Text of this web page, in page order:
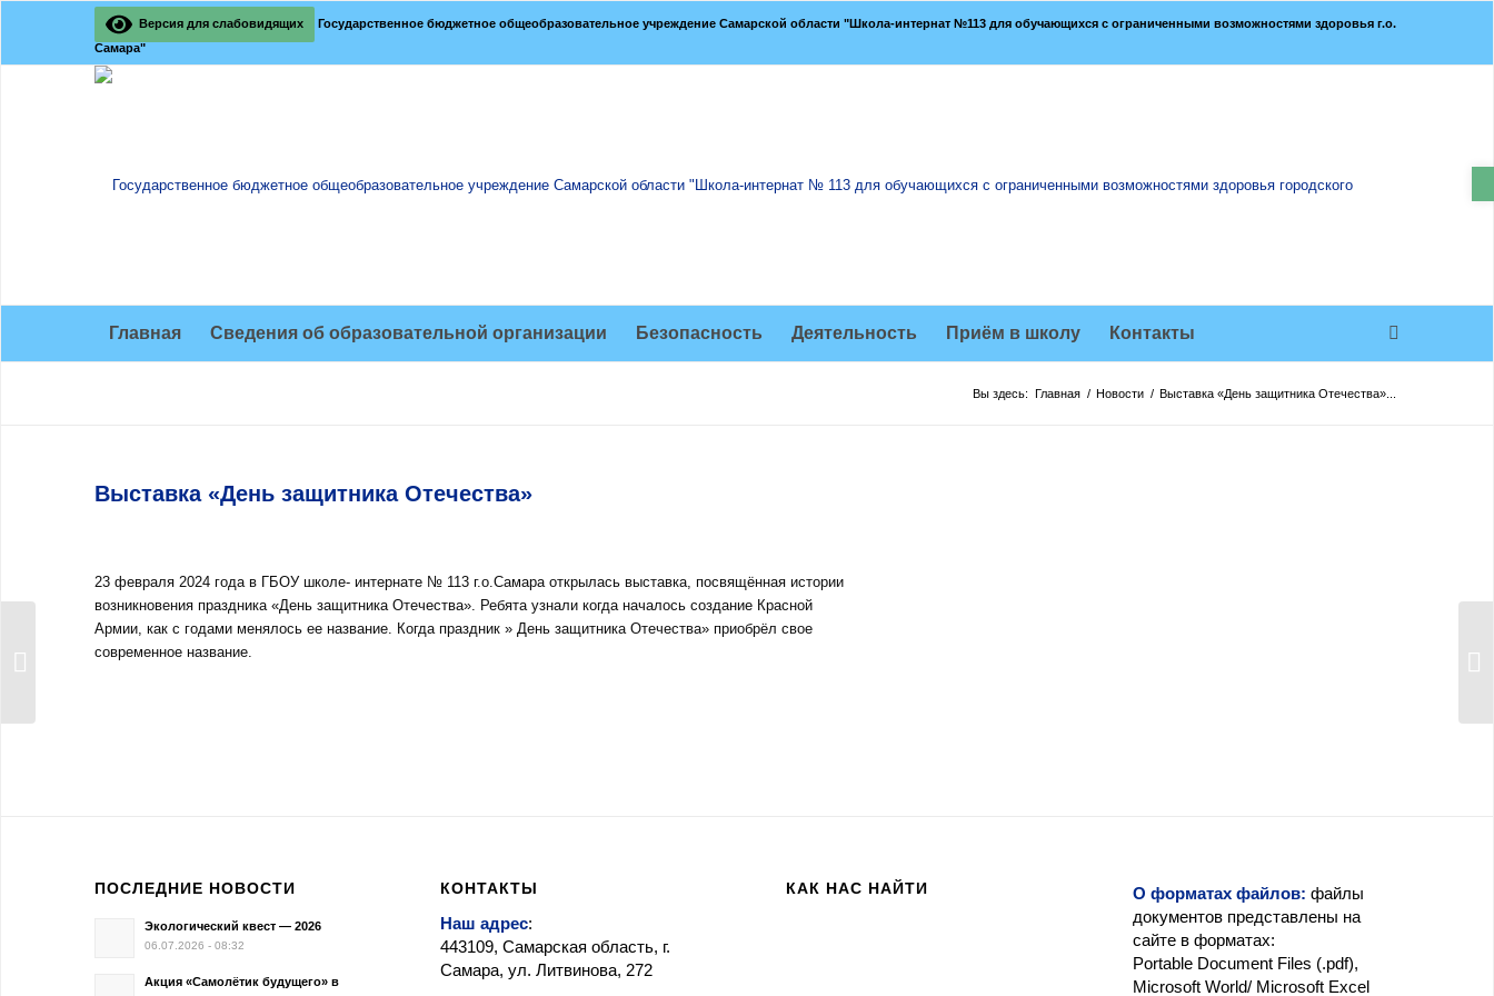
Версия для слабовидящих
Государственное бюджетное общеобразовательное учреждение Самарской области "Школа-интернат №113 для обучающихся с ограниченными возможностями здоровья г.о.
Самара"
Главная Сведения об образовательной организации Безопасность Деятельность Приём в школу Контакты
Вы здесь: Главная / Новости / Выставка «День защитника Отечества»...
Выставка «День защитника Отечества»
23 февраля 2024 года в ГБОУ школе- интернате № 113 г.о.Самара открылась выставка, посвящённая истории
возникновения праздника «День защитника Отечества». Ребята узнали когда началось создание Красной
Армии, как с годами менялось ее название. Когда праздник » День защитника Отечества» приобрёл свое
современное название.
ПОСЛЕДНИЕ НОВОСТИ
Экологический квест — 2026
06.07.2026 - 08:32
Акция «Самолётик будущего» в
КОНТАКТЫ
Наш адрес:
443109, Самарская область, г.
Самара, ул. Литвинова, 272
КАК НАС НАЙТИ О форматах файлов: файлы
документов представлены на
сайте в форматах:
Portable Document Files (.pdf),
Microsoft World/ Microsoft Excel
Военно-спортивная